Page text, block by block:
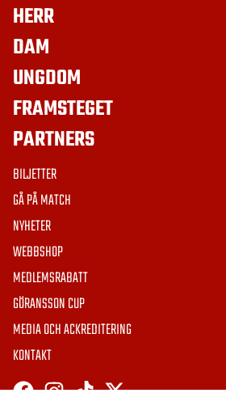
HERR
DAM
UNGDOM
FRAMSTEGET
PARTNERS
BILJETTER
GÅ PÅ MATCH
NYHETER
WEBBSHOP
MEDLEMSRABATT
GÖRANSSON CUP
MEDIA OCH ACKREDITERING
KONTAKT